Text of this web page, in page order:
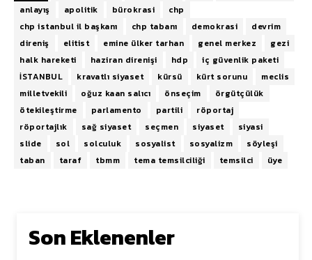
anlayış
apolitik bürokrasi
chp
chp istanbul il başkanı
chp tabanı demokrasi
devrim
direniş
elitist emine ülker tarhan genel merkez
gezi
halk hareketi
haziran direnişi hdp
iç güvenlik paketi
İSTANBUL
kravatlı siyaset kürsü kürt sorunu
meclis
milletvekili
oğuz kaan salıcı önseçim
örgütçülük
ötekileştirme
parlamento partili
röportaj
röportajlık
sağ siyaset seçmen siyaset
siyasi
slide
sol solculuk sosyalist sosyalizm
söyleşi
taban
taraf tbmm tema temsilciliği temsilci üye
Son Eklenenler